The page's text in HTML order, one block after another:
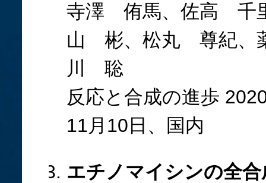
寺澤 侑馬、佐高 千
山 彬、松丸 尊紀、
川 聡
反応と合成の進歩
11月10日、国内
エチノマイシンの全